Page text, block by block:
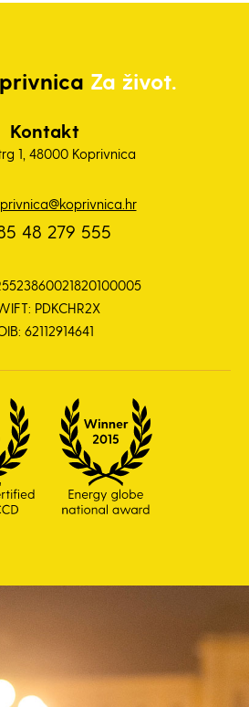
Za život.
Kontakt
1, 48000 Koprivnica
48 279 555
PDKCHR2X
62112914641